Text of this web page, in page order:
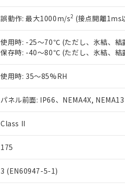
誤動作: 最大1000m/s2 (接点開離1ms
使用時: -25～70℃ (ただし、氷結、結
保存時: -40～80℃ (ただし、氷結、結
使用時: 35～85%RH
パネル前面: IP66、NEMA4X, NEMA13
Class II
175
3 (EN60947-5-1)
既に当社にて対応品への在庫切替
り割愛しております。